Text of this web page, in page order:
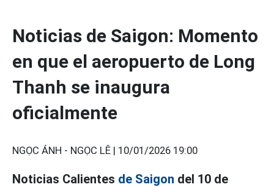
Noticias de Saigon: Momento
en que el aeropuerto de Long
Thanh se inaugura
oficialmente
NGỌC ÁNH - NGỌC LÊ | 10/01/2026 19:00
Noticias Calientes de Saigon del 10 de